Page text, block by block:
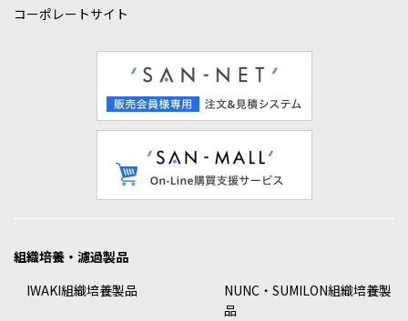
コーポレートサイト
組織培養・濾過製品
IWAKI組織培養製品
NUNC・SUMILON組織培養製
品